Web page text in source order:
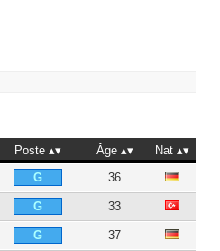
Poste Âge
Nat
G 36
G 33
G 37